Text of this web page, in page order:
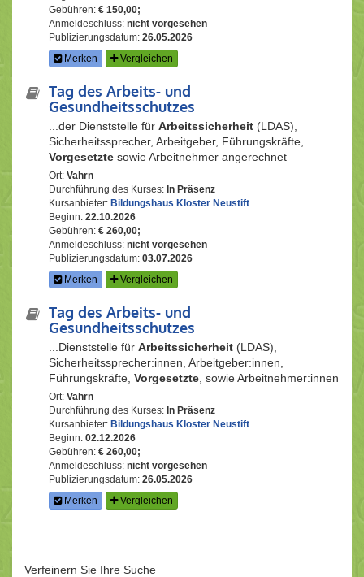
Gebühren: € 150,00;
Anmeldeschluss: nicht vorgesehen
Publizierungsdatum: 26.05.2026
Merken
Vergleichen
Tag des Arbeits- und
Gesundheitsschutzes
...der Dienststelle für Arbeitssicherheit (LDAS),
Sicherheitssprecher, Arbeitgeber, Führungskräfte,
Vorgesetzte sowie Arbeitnehmer angerechnet
Ort: Vahrn
Durchführung des Kurses: In Präsenz
Kursanbieter: Bildungshaus Kloster Neustift
Beginn: 22.10.2026
Gebühren: € 260,00;
Anmeldeschluss: nicht vorgesehen
Publizierungsdatum: 03.07.2026
Merken
Vergleichen
Tag des Arbeits- und
Gesundheitsschutzes
...Dienststelle für Arbeitssicherheit (LDAS),
Sicherheitssprecher:innen, Arbeitgeber:innen,
Führungskräfte, Vorgesetzte , sowie Arbeitnehmer:innen
Ort: Vahrn
Durchführung des Kurses: In Präsenz
Kursanbieter: Bildungshaus Kloster Neustift
Beginn: 02.12.2026
Gebühren: € 260,00;
Anmeldeschluss: nicht vorgesehen
Publizierungsdatum: 26.05.2026
Merken
Vergleichen
Verfeinern Sie Ihre Suche